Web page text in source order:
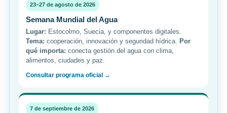
23–27 de agosto de 2026
Semana Mundial del Agua
Lugar: Estocolmo, Suecia, y componentes digitales.
Tema: cooperación, innovación y seguridad hídrica.
Por
qué importa: conecta gestión del agua con clima,
alimentos, ciudades y paz.
Consultar programa oficial →
7 de septiembre de 2026